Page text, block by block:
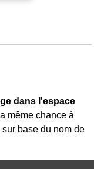
dans l'espace
même chance à
base du nom de